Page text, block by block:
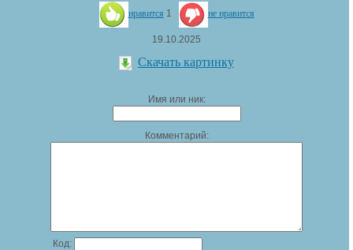
нравится 1 не нравится
19.10.2025
Скачать картинку
Имя или ник:
Комментарий:
Код: